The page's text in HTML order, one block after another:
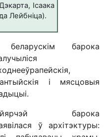
Ісаака
Лейбніца).
барока
і мясцовыя
барока
ў архітэктуры: